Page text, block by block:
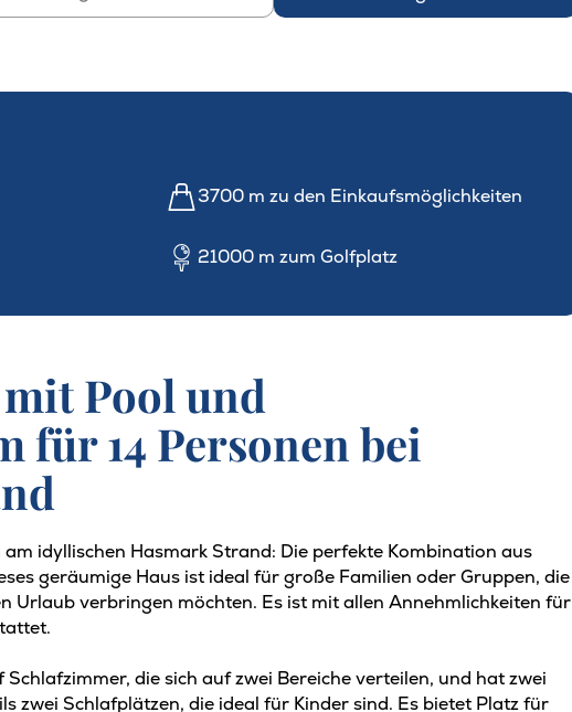
3700 m zu den Einkaufsmöglichkeiten
21000 m zum Golfplatz
Pool und
für 14 Personen bei
idyllischen Hasmark Strand: Die perfekte Kombination aus
geräumige Haus ist ideal für große Familien oder Gruppen, die
Urlaub verbringen möchten. Es ist mit allen Annehmlichkeiten für
die sich auf zwei Bereiche verteilen, und hat zwei
zwei Schlafplätzen, die ideal für Kinder sind. Es bietet Platz für